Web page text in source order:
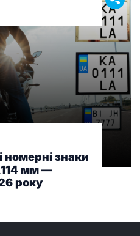
номерні знаки
мм —
року